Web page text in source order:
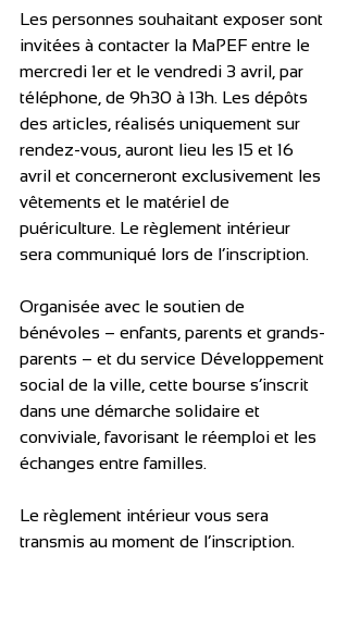
Les personnes souhaitant exposer sont
invitées à contacter la MaPEF entre le
mercredi 1er et le vendredi 3 avril, par
téléphone, de 9h30 à 13h. Les dépôts
des articles, réalisés uniquement sur
rendez-vous, auront lieu les 15 et 16
avril et concerneront exclusivement les
vêtements et le matériel de
puériculture. Le règlement intérieur
sera communiqué lors de l’inscription.
Organisée avec le soutien de
bénévoles – enfants, parents et grands-
parents – et du service Développement
social de la ville, cette bourse s’inscrit
dans une démarche solidaire et
conviviale, favorisant le réemploi et les
échanges entre familles.
Le règlement intérieur vous sera
transmis au moment de l’inscription.